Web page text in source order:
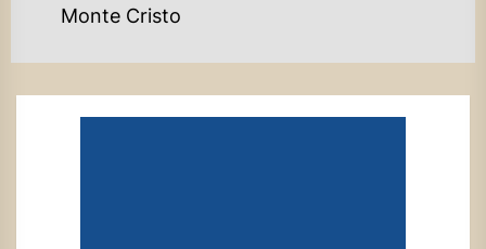
Monte Cristo